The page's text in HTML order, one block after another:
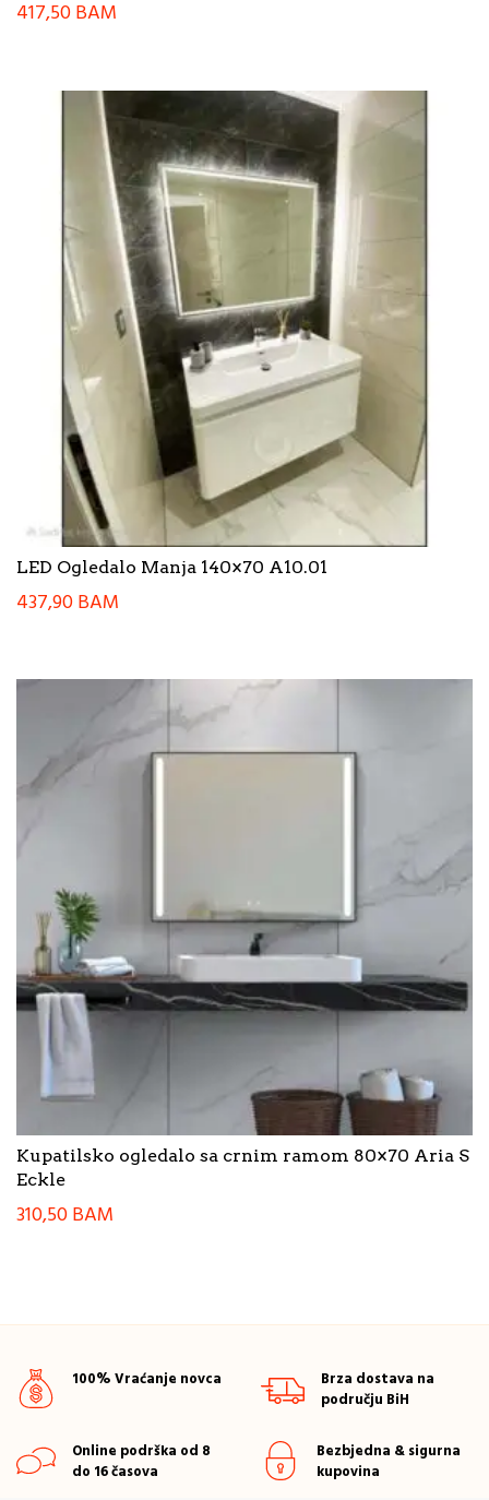
417,50BAM
LED Ogledalo Manja 140×70 A10.01
437,90BAM
Kupatilsko ogledalo sa crnim ramom 80×70 Aria S
Eckle
310,50BAM
100% Vraćanje novca
Brza dostava na
području BiH
Online podrška od 8
do 16 časova
Bezbjedna & sigurna
kupovina